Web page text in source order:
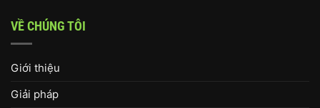
VỀ CHÚNG TÔI
Giới thiệu
Giải pháp